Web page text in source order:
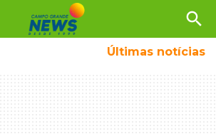
search
Últimas notícias